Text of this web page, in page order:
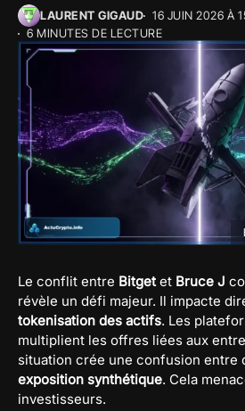
LAURENT GIGAUD
16 JUIN 2026 À
6 MINUTES DE LECTURE
Le conflit entre Bitgetet Bruce J
révèle un défi majeur. Il impacte
tokenisation des actifs. Les
multiplient les offres liées aux
situation crée une confusion entre
exposition synthétique. Cela
investisseurs.